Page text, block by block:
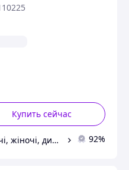
Купить сейчас
Продавец Скарбниця Карпат - чоловічі, жіночі, дитячі вишиванки, гердани, ручної роботи 92%